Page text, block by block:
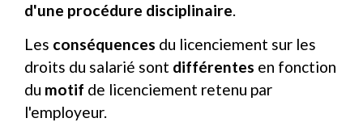
d'une procédure disciplinaire.
Les conséquences du licenciement sur les
droits du salarié sont différentes en fonction
du motif de licenciement retenu par
l'employeur.